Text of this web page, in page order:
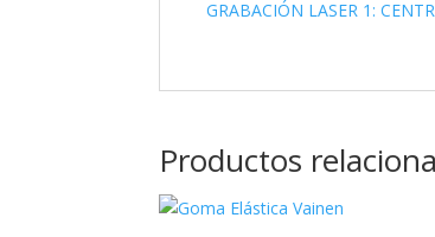
GRABACIÓN LASER 1:
Productos